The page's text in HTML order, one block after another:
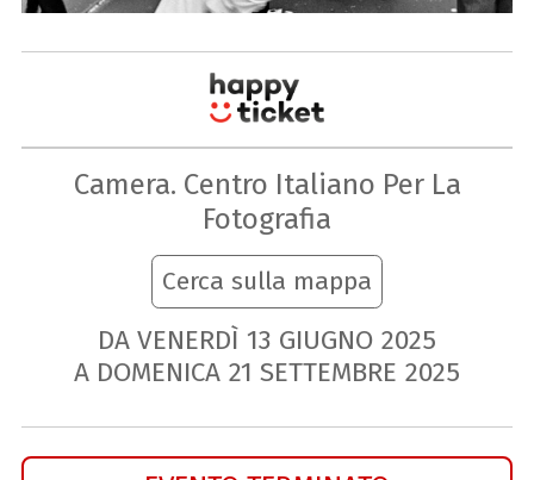
Camera. Centro Italiano Per La
Fotografia
Cerca sulla mappa
DA VENERDÌ 13 GIUGNO 2025
A DOMENICA 21 SETTEMBRE 2025